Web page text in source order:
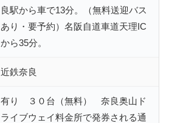
良駅から車で13分。（無料送迎バス
あり・要予約）名阪自道車道天理IC
から35分。
近鉄奈良
有り ３０台（無料） 奈良奥山ド
ライブウェイ料金所で発券される通